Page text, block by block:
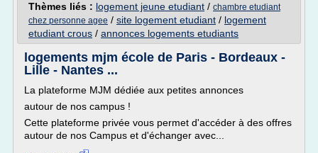
Thèmes liés : logement jeune etudiant / chambre etudiant
chez personne agee / site logement etudiant / logement
etudiant crous / annonces logements etudiants
logements mjm école de Paris - Bordeaux -
Lille - Nantes ...
La plateforme MJM dédiée aux petites annonces
autour de nos campus !
Cette plateforme privée vous permet d'accéder à des offres
autour de nos Campus et d'échanger avec...